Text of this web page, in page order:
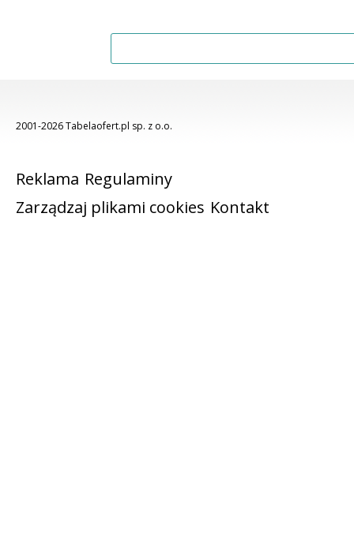
2001-2026 Tabelaofert.pl sp. z o.o.
Reklama Regulaminy
Zarządzaj plikami cookies Kontakt